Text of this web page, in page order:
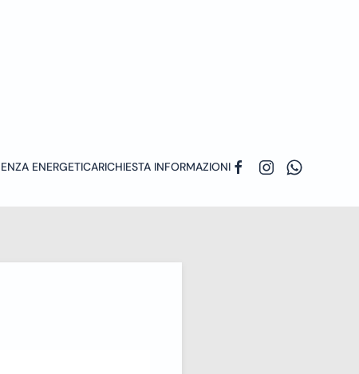
ENERGETICARICHIESTA INFORMAZIONI